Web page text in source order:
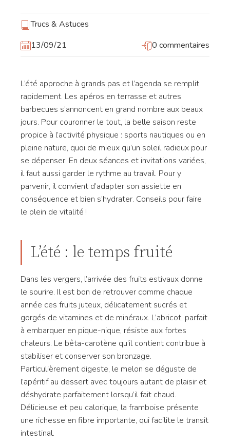
Trucs & Astuces
13/09/21
0 commentaires
L’été approche à grands pas et l’agenda se remplit
rapidement. Les apéros en terrasse et autres
barbecues s’annoncent en grand nombre aux beaux
jours. Pour couronner le tout, la belle saison reste
propice à l’activité physique : sports nautiques ou en
pleine nature, quoi de mieux qu’un soleil radieux pour
se dépenser. En deux séances et invitations variées,
il faut aussi garder le rythme au travail. Pour y
parvenir, il convient d’adapter son assiette en
conséquence et bien s’hydrater. Conseils pour faire
le plein de vitalité !
L’été : le temps fruité
Dans les vergers, l’arrivée des fruits estivaux donne
le sourire. Il est bon de retrouver comme chaque
année ces fruits juteux, délicatement sucrés et
gorgés de vitamines et de minéraux. L’abricot, parfait
à embarquer en pique-nique, résiste aux fortes
chaleurs. Le bêta-carotène qu’il contient contribue à
stabiliser et conserver son bronzage.
Particulièrement digeste, le melon se déguste de
l’apéritif au dessert avec toujours autant de plaisir et
déshydrate parfaitement lorsqu’il fait chaud.
Délicieuse et peu calorique, la framboise présente
une richesse en fibre importante, qui facilite le transit
intestinal.